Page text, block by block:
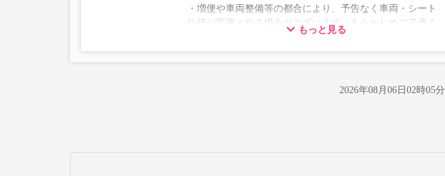
・増便や車両整備等の都合により、予告なく車両・シート
仕様が変更となる場合がございます。あらかじめご了承く
もっと見る
2026年08月06日02時05分